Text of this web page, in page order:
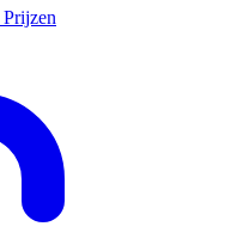
Prijzen